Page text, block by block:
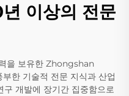
이상의 전문
을 보유한 Zhongshan
한 기술적 전문 지식과 산업
구 개발에 장기간 집중함으로